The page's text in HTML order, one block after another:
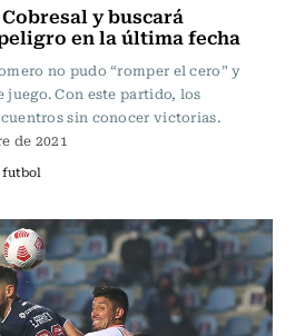
y buscará
en la última fecha
no pudo “romper el cero” y
Con este partido, los
sin conocer victorias.
de 2021
futbol